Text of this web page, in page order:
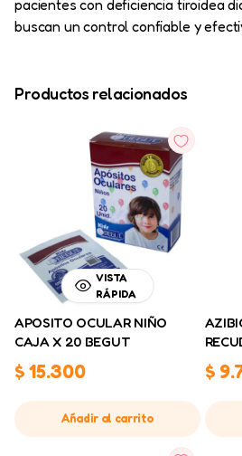
pacientes con deficiencia tiroidea
buscan un control confiable y
Productos relacionados
VISTA
RÁPIDA
APOSITO OCULAR NIÑO
CAJA X 20 BEGUT
$15.300
Añadir al carrito
$